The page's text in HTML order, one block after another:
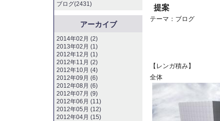
提案
テーマ： ブログ
【レンガ積み】
全体
ブログ(2431)
アーカイブ
2014年02月 (2)
2013年02月 (1)
2012年12月 (1)
2012年11月 (2)
2012年10月 (4)
2012年09月 (6)
2012年08月 (6)
2012年07月 (9)
2012年06月 (11)
2012年05月 (12)
2012年04月 (15)